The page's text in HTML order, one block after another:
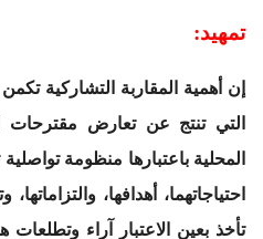
تمهيد:
إن أهمية المقاربة التشاركية
التي تنتج عن تعارض مقترحات
المحلية باعتبارها منظومة
احتياجاتهما، أهدافها،
تأخذ بعين الاعتبار آراء